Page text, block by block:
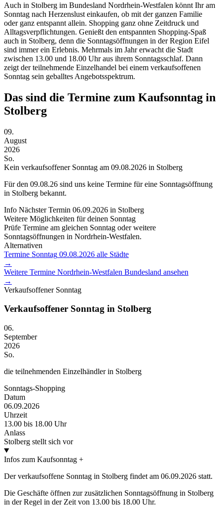
Auch in Stolberg im Bundesland Nordrhein-Westfalen könnt Ihr am
Sonntag nach Herzenslust einkaufen, ob mit der ganzen Familie
oder ganz entspannt allein. Shopping ganz ohne Zeitdruck und
Alltagsverpflichtungen. Genießt den entspannten Shopping-Spaß
auch in Stolberg, denn die Sonntagsöffnungen in der Region Eifel
sind immer ein Erlebnis. Mehrmals im Jahr erwacht die Stadt
zwischen 13.00 und 18.00 Uhr aus ihrem Sonntagsschlaf. Dann
zeigt der teilnehmende Einzelhandel bei einem verkaufsoffenen
Sonntag sein geballtes Angebotsspektrum.
Das sind die Termine zum Kaufsonntag in
Stolberg
09.
August
2026
So.
Kein verkaufsoffener Sonntag am 09.08.2026 in Stolberg
Für den 09.08.26 sind uns keine Termine für eine Sonntagsöffnung
in Stolberg bekannt.
Info Nächster Termin 06.09.2026 in Stolberg
Weitere Möglichkeiten für deinen Sonntag
Prüfe Termine am gleichen Sonntag oder weitere
Sonntagsöffnungen in Nordrhein-Westfalen.
Alternativen
Termine Sonntag 09.08.2026 alle Städte
→
Weitere Termine Nordrhein-Westfalen Bundesland ansehen
→
Verkaufsoffener Sonntag
Verkaufsoffener Sonntag in Stolberg
06.
September
2026
So.
die teilnehmenden Einzelhändler in Stolberg
Sonntags-Shopping
Datum
06.09.2026
Uhrzeit
13.00 bis 18.00 Uhr
Anlass
Stolberg stellt sich vor
Infos zum Kaufsonntag +
Der verkaufsoffene Sonntag in Stolberg findet am 06.09.2026 statt.
Die Geschäfte öffnen zur zusätzlichen Sonntagsöffnung in Stolberg
in der Regel in der Zeit von 13.00 bis 18.00 Uhr.